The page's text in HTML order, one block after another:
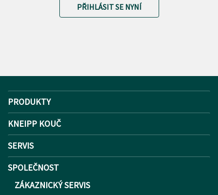
PŘIHLÁSIT SE NYNÍ
PRODUKTY
KNEIPP KOUČ
SERVIS
SPOLEČNOST
ZÁKAZNICKÝ SERVIS